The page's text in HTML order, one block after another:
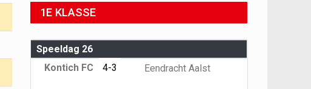
1E KLASSE
Speeldag 26
Kontich FC
4-3 Eendracht Aalst